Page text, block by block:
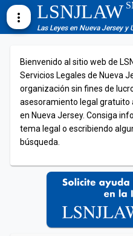
more_vert LSNJLAW
Las Leyes en Nueva Jersey y
Bienvenido al sitio web de
Servicios Legales de Nueva
organización sin fines de
asesoramiento legal gratuito
en Nueva Jersey. Consiga
tema legal o escribiendo
búsqueda.